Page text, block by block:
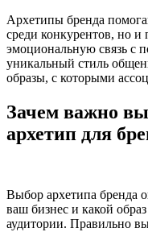
Архетипы бренда
среди конкурентов, но и
эмоциональную связь с
уникальный стиль
образы, с которыми
Зачем важно
архетип для
Выбор архетипа бренда
ваш бизнес и какой
аудитории. Правильно